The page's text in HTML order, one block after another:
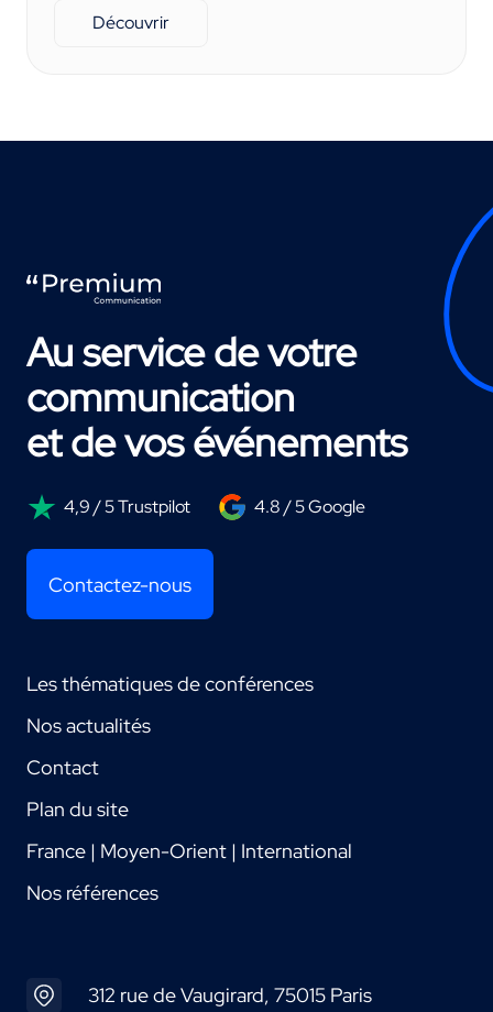
Découvrir
Au service de votre
communication
et de vos événements
4,9 / 5 Trustpilot 4.8 / 5 Google
Contactez-nous
Les thématiques de conférences
Nos actualités
Contact
Plan du site
France | Moyen-Orient | International
Nos références
312 rue de Vaugirard, 75015 Paris